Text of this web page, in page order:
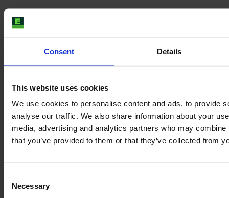
Consent Details
This website uses cookies
We use cookies to personalise content and ads, to provide
analyse our traffic. We also share information about your
media, advertising and analytics partners who may
that you’ve provided to them or that they’ve collected from
Selection
Necessary
Година